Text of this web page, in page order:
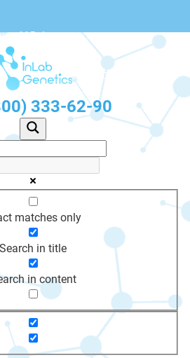
115, Аткарск
10:00 до 20:00
Пн-Пт с 10:00 до 20:00
333-62-90
matches only
Search in title
in content